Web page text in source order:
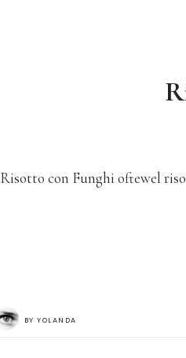
Risotto con Funghi oftewel
BYYOLANDA